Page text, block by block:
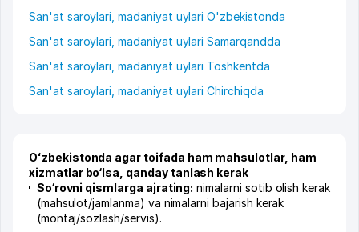
San'at saroylari, madaniyat uylari O'zbekistonda
San'at saroylari, madaniyat uylari Samarqandda
San'at saroylari, madaniyat uylari Toshkentda
San'at saroylari, madaniyat uylari Chirchiqda
Oʻzbekistonda agar toifada ham mahsulotlar, ham
xizmatlar bo‘lsa, qanday tanlash kerak
So‘rovni qismlarga ajrating: nimalarni sotib olish kerak
(mahsulot/jamlanma) va nimalarni bajarish kerak
(montaj/sozlash/servis).